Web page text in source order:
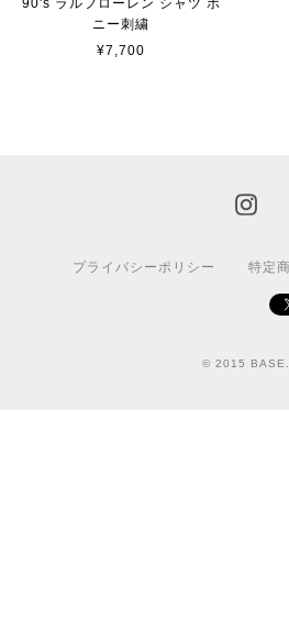
ニー刺繍
¥7,700
プライバシーポリシー 特定
© 2015 BASE.